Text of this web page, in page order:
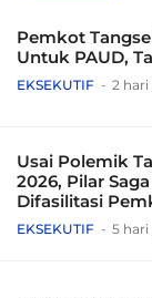
Pemkot
Untuk PAUD,
EKSEKUTIF 2 hari
Usai Polemik
2026, Pilar
Difasilitasi
EKSEKUTIF 5 hari